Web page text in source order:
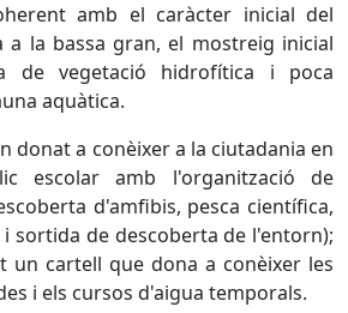
amb el caràcter inicial del
a la bassa gran, el mostreig inicial
de vegetació hidrofítica i poca
aquàtica.
donat a conèixer a la ciutadania en
escolar amb l'organització de
d'amfibis, pesca científica,
sortida de descoberta de l'entorn);
un cartell que dona a conèixer les
i els cursos d'aigua temporals.